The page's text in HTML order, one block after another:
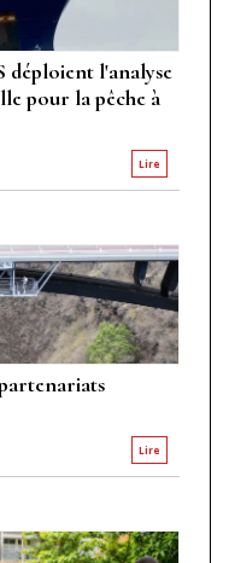
l'analyse
pour la pêche à
Lire
Lire